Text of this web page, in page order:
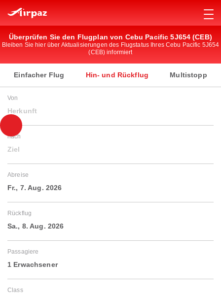
Überprüfen Sie den Flugplan von Cebu Pacific 5J654 (CEB)
Bleiben Sie hier über Aktualisierungen des Flugstatus Ihres Cebu Pacific 5J654
(CEB) informiert
Einfacher Flug Hin- und Rückflug Multistopp
Von
Herkunft
nach
Ziel
Abreise
Fr., 7. Aug. 2026
Rückflug
Sa., 8. Aug. 2026
Passagiere
1 Erwachsener
Class